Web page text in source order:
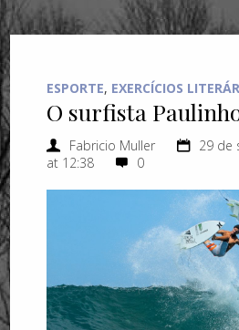
ESPORTE, EXERCÍCIOS
O surfista
Fabricio Muller
29 de
at 12:38
0